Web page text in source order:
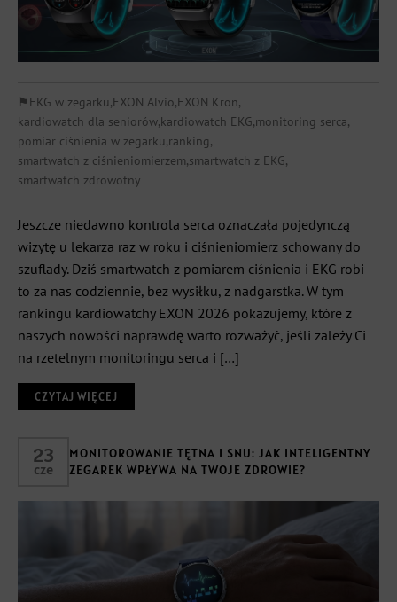
⚑ EKG w zegarku,EXON Alvio,EXON Kron,
kardiowatch dla seniorów,kardiowatch EKG,monitoring serca,
pomiar ciśnienia w zegarku,ranking,
smartwatch z ciśnieniomierzem,smartwatch z EKG,
smartwatch zdrowotny
Jeszcze niedawno kontrola serca oznaczała pojedynczą
wizytę u lekarza raz w roku i ciśnieniomierz schowany do
szuflady. Dziś smartwatch z pomiarem ciśnienia i EKG robi
to za nas codziennie, bez wysiłku, z nadgarstka. W tym
rankingu kardiowatchy EXON 2026 pokazujemy, które z
naszych nowości naprawdę warto rozważyć, jeśli zależy Ci
na rzetelnym monitoringu serca i […]
CZYTAJ WIĘCEJ
23
cze
MONITOROWANIE TĘTNA I SNU: JAK INTELIGENTNY
ZEGAREK WPŁYWA NA TWOJE ZDROWIE?